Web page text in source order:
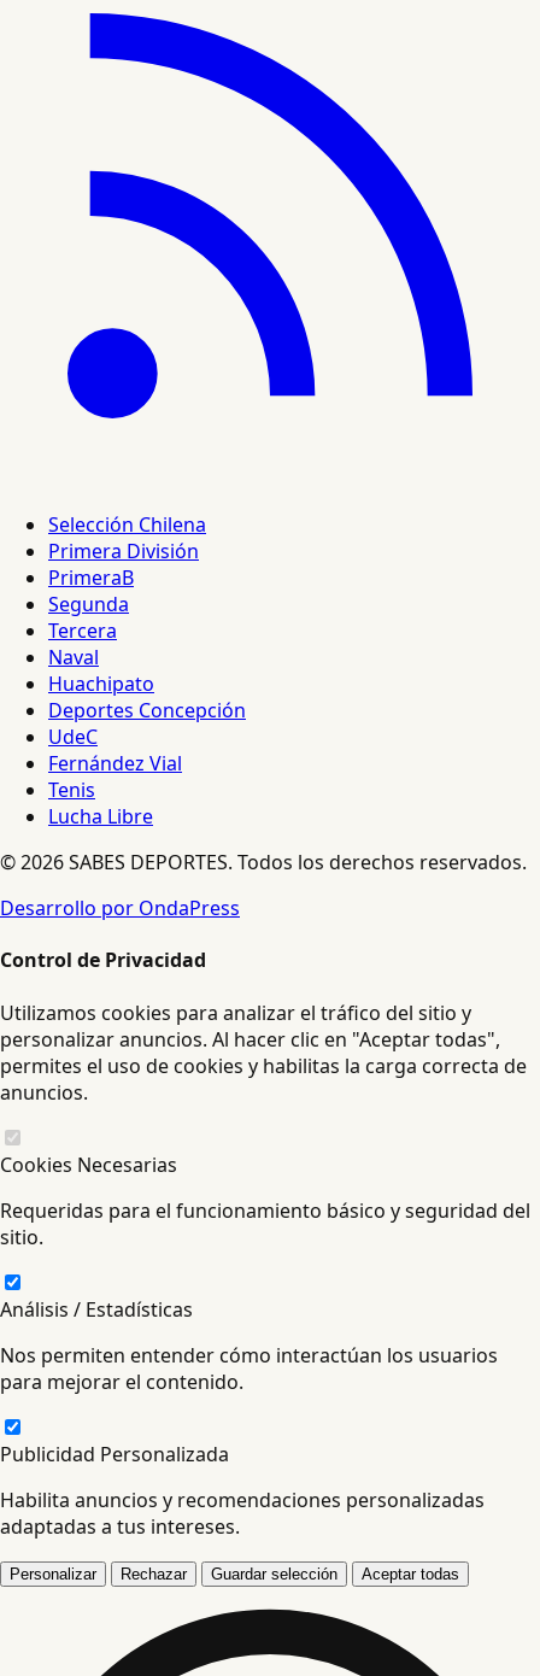
Selección Chilena
Primera División
PrimeraB
Segunda
Tercera
Naval
Huachipato
Deportes Concepción
UdeC
Fernández Vial
Tenis
Lucha Libre
© 2026 SABES DEPORTES. Todos los derechos reservados.
Desarrollo por OndaPress
Control de Privacidad
Utilizamos cookies para analizar el tráfico del sitio y
personalizar anuncios. Al hacer clic en "Aceptar todas",
permites el uso de cookies y habilitas la carga correcta de
anuncios.
Cookies Necesarias
Requeridas para el funcionamiento básico y seguridad del
sitio.
Análisis / Estadísticas
Nos permiten entender cómo interactúan los usuarios
para mejorar el contenido.
Publicidad Personalizada
Habilita anuncios y recomendaciones personalizadas
adaptadas a tus intereses.
Personalizar Rechazar Guardar selección Aceptar todas